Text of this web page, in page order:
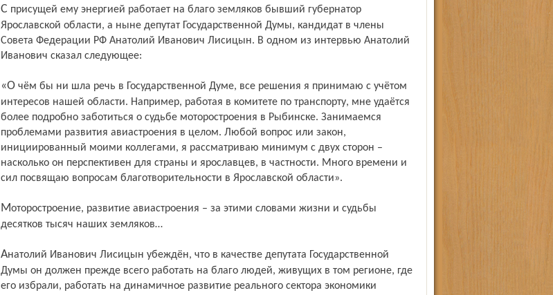
С присущей ему энергией работает на благо земляков бывший губернатор
Ярославской области, а ныне депутат Государственной Думы, кандидат в члены
Совета Федерации РФ Анатолий Иванович Лисицын. В одном из интервью Анатолий
Иванович сказал следующее:
«О чём бы ни шла речь в Государственной Думе, все решения я принимаю с учётом
интересов нашей области. Например, работая в комитете по транспорту, мне удаётся
более подробно заботиться о судьбе моторостроения в Рыбинске. Занимаемся
проблемами развития авиастроения в целом. Любой вопрос или закон,
инициированный моими коллегами, я рассматриваю минимум с двух сторон –
насколько он перспективен для страны и ярославцев, в частности. Много времени и
сил посвящаю вопросам благотворительности в Ярославской области».
Моторостроение, развитие авиастроения – за этими словами жизни и судьбы
десятков тысяч наших земляков…
Анатолий Иванович Лисицын убеждён, что в качестве депутата Государственной
Думы он должен прежде всего работать на благо людей, живущих в том регионе, где
его избрали, работать на динамичное развитие реального сектора экономики